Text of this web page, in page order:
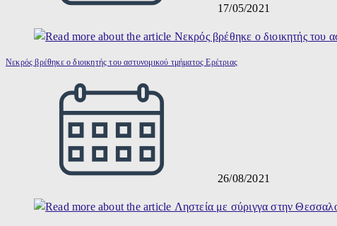
17/05/2021
Νεκρός βρέθηκε ο διοικητής του αστυνομικού τμήματος Ερέτριας
26/08/2021